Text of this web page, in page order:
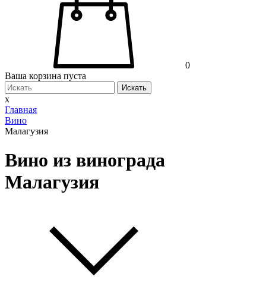
0
Ваша корзина пуста
Искать
x
Главная
Вино
Малагузия
Вино из винограда
Малагузия